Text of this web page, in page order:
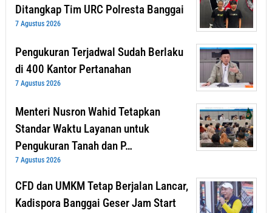
Ditangkap Tim URC Polresta Banggai
7 Agustus 2026
Pengukuran Terjadwal Sudah Berlaku
di 400 Kantor Pertanahan
7 Agustus 2026
Menteri Nusron Wahid Tetapkan
Standar Waktu Layanan untuk
Pengukuran Tanah dan P…
7 Agustus 2026
CFD dan UMKM Tetap Berjalan Lancar,
Kadispora Banggai Geser Jam Start